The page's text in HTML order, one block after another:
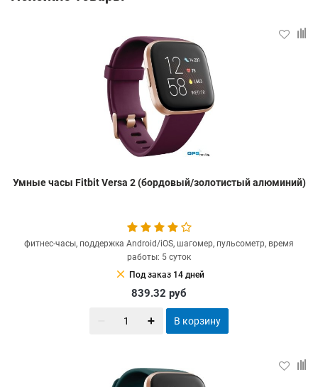
Умные часы Fitbit Versa 2 (бордовый/золотистый алюминий)
фитнес-часы, поддержка Android/iOS, шагомер, пульсометр, время
работы: 5 суток
clear Под заказ 14 дней
839.32 руб
В корзину